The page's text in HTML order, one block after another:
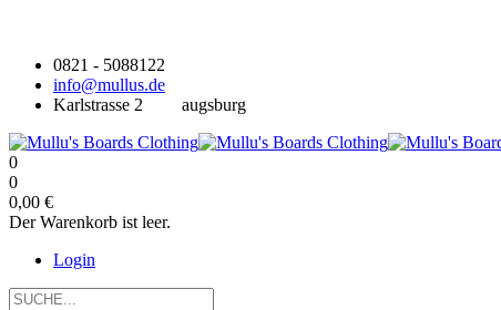
0821 - 5088122
info@mullus.de
Karlstrasse 2
augsburg
0
0
0,00 €
Der Warenkorb ist leer.
Login